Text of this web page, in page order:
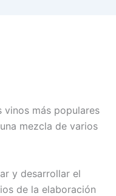
vinos más populares
mezcla de varios
y desarrollar el
de la elaboración